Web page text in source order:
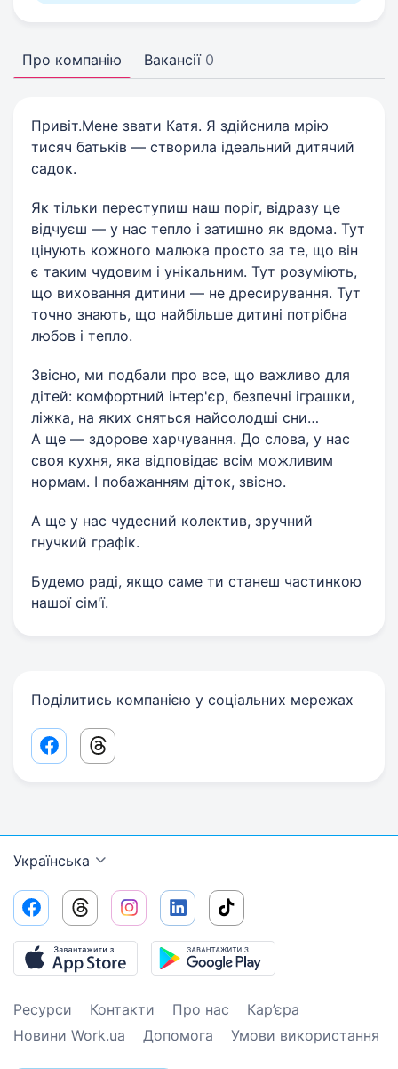
Про компанію Вакансії 0
Привіт.Мене звати Катя. Я здійснила мрію
тисяч батьків — створила ідеальний дитячий
садок.
Як тільки переступиш наш поріг, відразу це
відчуєш — у нас тепло і затишно як вдома. Тут
цінують кожного малюка просто за те, що він
є таким чудовим і унікальним. Тут розуміють,
що виховання дитини — не дресирування. Тут
точно знають, що найбільше дитині потрібна
любов і тепло.
Звісно, ми подбали про все, що важливо для
дітей: комфортний інтер'єр, безпечні іграшки,
ліжка, на яких сняться найсолодші сни…
А ще — здорове харчування. До слова, у нас
своя кухня, яка відповідає всім можливим
нормам. І побажанням діток, звісно.
А ще у нас чудесний колектив, зручний
гнучкий графік.
Будемо раді, якщо саме ти станеш частинкою
нашої сім'ї.
Поділитись компанією у соціальних мережах
Facebook share link
Threads share link
Українська
Ресурси Контакти Про нас
Кар’єра
Новини Work.ua
Допомога Умови використання